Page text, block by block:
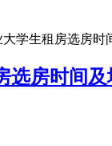
学生租房选房时
选房时间及